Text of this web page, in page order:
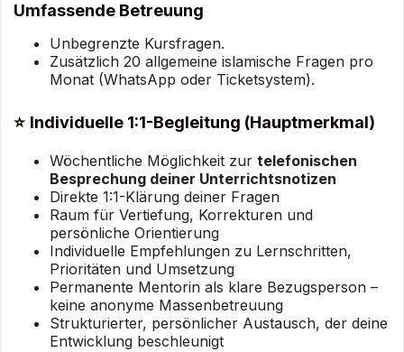
Umfassende Betreuung
Unbegrenzte Kursfragen.
Zusätzlich 20 allgemeine islamische Fragen pro
Monat (WhatsApp oder Ticketsystem).
⭐ Individuelle 1:1-Begleitung (Hauptmerkmal)
Wöchentliche Möglichkeit zur telefonischen
Besprechung deiner Unterrichtsnotizen
Direkte 1:1-Klärung deiner Fragen
Raum für Vertiefung, Korrekturen und
persönliche Orientierung
Individuelle Empfehlungen zu Lernschritten,
Prioritäten und Umsetzung
Permanente Mentorin als klare Bezugsperson –
keine anonyme Massenbetreuung
Strukturierter, persönlicher Austausch, der deine
Entwicklung beschleunigt